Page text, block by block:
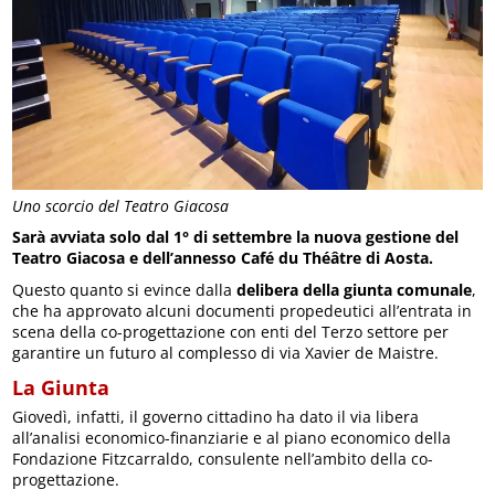
Uno scorcio del Teatro Giacosa
Sarà avviata solo dal 1° di settembre la nuova gestione del
Teatro Giacosa e dell’annesso Café du Théâtre di Aosta.
Questo quanto si evince dalladelibera della giunta comunale,
che ha approvato alcuni documenti propedeutici all’entrata in
scena della co-progettazione con enti del Terzo settore per
garantire un futuro al complesso di via Xavier de Maistre.
La Giunta
Giovedì, infatti, il governo cittadino ha dato il via libera
all’analisi economico-finanziarie e al piano economico della
Fondazione Fitzcarraldo, consulente nell’ambito della co-
progettazione.